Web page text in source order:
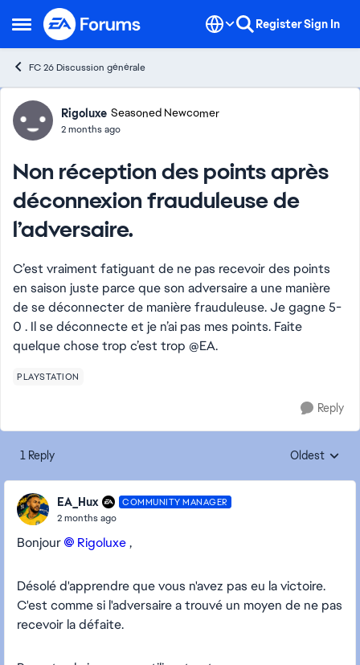
Open Side Menu
Skip to content RegisterSign In
FC 26 Discussion générale
Forum Discussion
Rigoluxe Seasoned Newcomer
2 months ago
Non réception des points après
déconnexion frauduleuse de
l’adversaire.
C’est vraiment fatiguant de ne pas recevoir des points
en saison juste parce que son adversaire a une manière
de se déconnecter de manière frauduleuse. Je gagne 5-
0 . Il se déconnecte et je n’ai pas mes points. Faite
quelque chose trop c’est trop @EA.
PLAYSTATION
Reply
1 Reply Replies
Oldest
EA_Hux COMMUNITY MANAGER
2 months ago
Bonjour Rigoluxe​,
Désolé d'apprendre que vous n'avez pas eu la victoire.
C'est comme si l'adversaire a trouvé un moyen de ne pas
recevoir la défaite.